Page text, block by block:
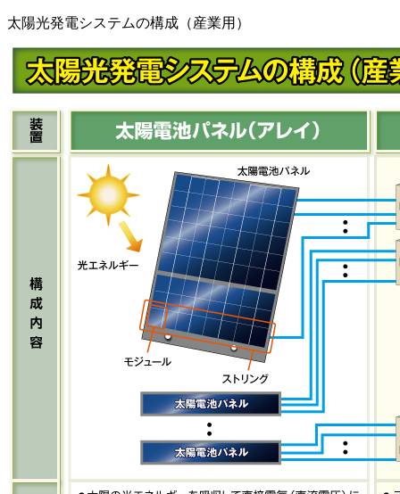
太陽光発電システムの構成（産業用）